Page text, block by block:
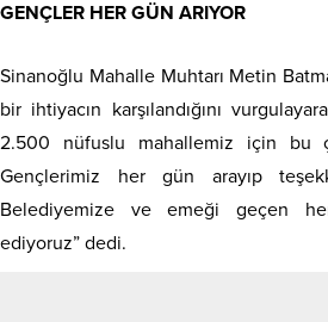
GENÇLER HER GÜN ARIYOR
Sinanoğlu Mahalle Muhtarı Metin
bir ihtiyacın karşılandığını
2.500 nüfuslu mahallemiz için bu
Gençlerimiz her gün arayıp
Belediyemize ve emeği geçen
ediyoruz” dedi.